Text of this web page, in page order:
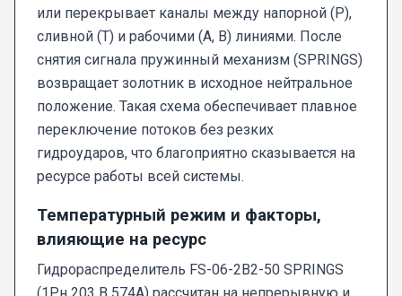
или перекрывает каналы между напорной (P),
сливной (T) и рабочими (A, B) линиями. После
снятия сигнала пружинный механизм (SPRINGS)
возвращает золотник в исходное нейтральное
положение. Такая схема обеспечивает плавное
переключение потоков без резких
гидроударов, что благоприятно сказывается на
ресурсе работы всей системы.
Температурный режим и факторы,
влияющие на ресурс
Гидрораспределитель FS-06-2В2-50 SPRINGS